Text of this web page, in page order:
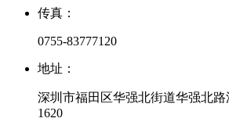
传真：
0755-83777120
地址：
深圳市福田区华强北街道华强北
1620